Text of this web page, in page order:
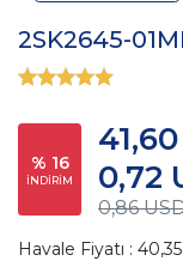
2SK2645-
% 16
İNDİRİM
0,86
0,72
Havale Fiyatı :